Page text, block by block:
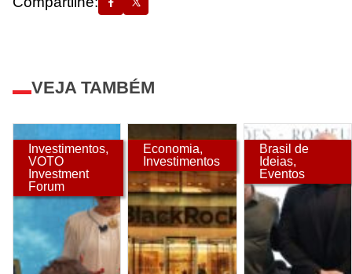
VEJA TAMBÉM
Investimentos,
VOTO
Investment
Forum
Economia,
Investimentos
Brasil de
Ideias,
Eventos